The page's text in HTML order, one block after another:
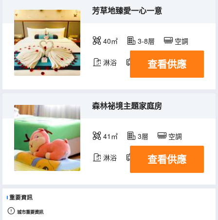
芳草地臻愛一心一意
40㎡ 3-8層 空調
淋浴 電視機
查看供應
森林祕境主題家庭房
41㎡ 3層 空調
淋浴 電視機 冰箱
查看供應
重要資訊
城市重要資訊